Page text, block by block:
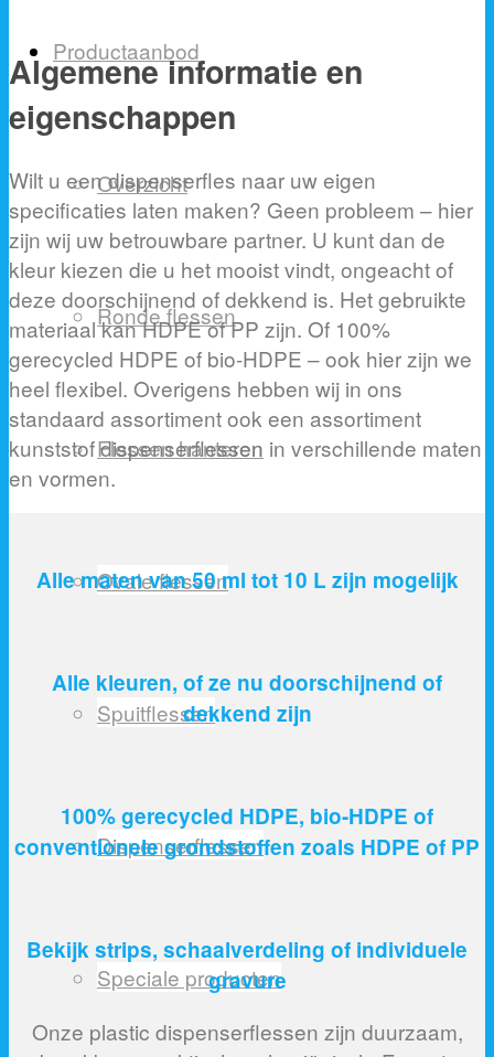
Productaanbod
Overzicht
Ronde flessen
Flessen hanteren
Ovale flessen
Spuitflessen
Dispenserflessen
Speciale producten
Algemene informatie en
eigenschappen
Wilt u een dispenserfles naar uw eigen
specificaties laten maken? Geen probleem – hier
zijn wij uw betrouwbare partner. U kunt dan de
kleur kiezen die u het mooist vindt, ongeacht of
deze doorschijnend of dekkend is. Het gebruikte
materiaal kan HDPE of PP zijn. Of 100%
gerecycled HDPE of bio-HDPE – ook hier zijn we
heel flexibel. Overigens hebben wij in ons
standaard assortiment ook een assortiment
kunststof dispenserflessen in verschillende maten
en vormen.
Alle maten van 50 ml tot 10 L zijn mogelijk
Alle kleuren, of ze nu doorschijnend of
dekkend zijn
100% gerecycled HDPE, bio-HDPE of
conventionele grondstoffen zoals HDPE of PP
Bekijk strips, schaalverdeling of individuele
gravure
Onze plastic dispenserflessen zijn duurzaam,